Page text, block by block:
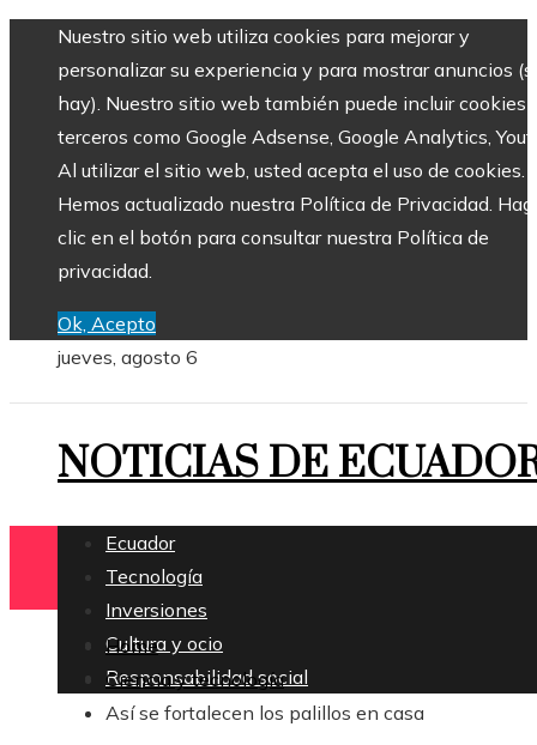
Nuestro sitio web utiliza cookies para mejorar y
personalizar su experiencia y para mostrar anuncios
hay). Nuestro sitio web también puede incluir cookies
terceros como Google Adsense, Google Analytics,
Al utilizar el sitio web, usted acepta el uso de cookies.
Hemos actualizado nuestra Política de Privacidad.
clic en el botón para consultar nuestra Política de
privacidad.
Ok, Acepto
jueves, agosto 6
NOTICIAS DE
Ecuador
Tecnología
Inversiones
Cultura y ocio
Responsabilidad social
Home
Ciencia y tecnología
Así se fortalecen los palillos en casa